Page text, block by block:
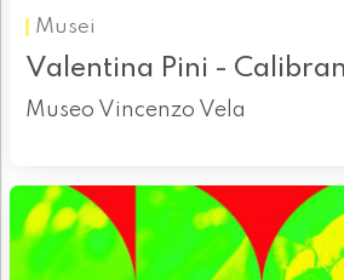
Musei
Valentina Pini -
Museo Vincenzo Vela